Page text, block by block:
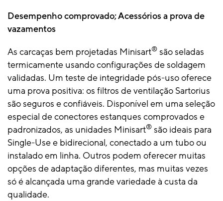
Desempenho comprovado; Acessórios a prova de
vazamentos
As carcaças bem projetadas Minisart® são seladas
termicamente usando configurações de soldagem
validadas. Um teste de integridade pós-uso oferece
uma prova positiva: os filtros de ventilação Sartorius
são seguros e confiáveis. Disponível em uma seleção
especial de conectores estanques comprovados e
padronizados, as unidades Minisart® são ideais para
Single-Use e bidirecional, conectado a um tubo ou
instalado em linha. Outros podem oferecer muitas
opções de adaptação diferentes, mas muitas vezes
só é alcançada uma grande variedade à custa da
qualidade.